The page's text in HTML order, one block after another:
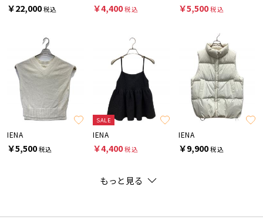
￥22,000税込 ￥4,400税込 ￥5,500税込
IENA
￥5,500税込
SALE
IENA
￥4,400税込
IENA
￥9,900税込
もっと見る